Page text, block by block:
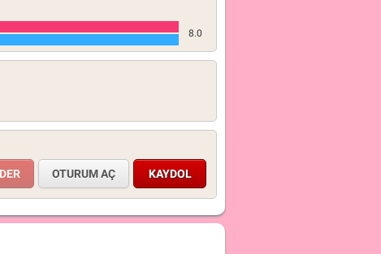
8.0
OTURUM AÇ KAYDOL